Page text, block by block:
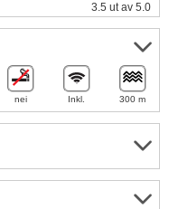
3.5 ut av 5.0
nei Inkl. 300 m